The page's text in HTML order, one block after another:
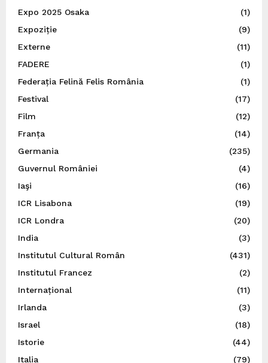
Expo 2025 Osaka
(1)
Expoziție
(9)
Externe
(11)
FADERE
(1)
Federația Felină Felis România
(1)
Festival
(17)
Film
(12)
Franța
(14)
Germania
(235)
Guvernul României
(4)
Iaşi
(16)
ICR Lisabona
(19)
ICR Londra
(20)
India
(3)
Institutul Cultural Român
(431)
Institutul Francez
(2)
Internațional
(11)
Irlanda
(3)
Israel
(18)
Istorie
(44)
Italia
(79)